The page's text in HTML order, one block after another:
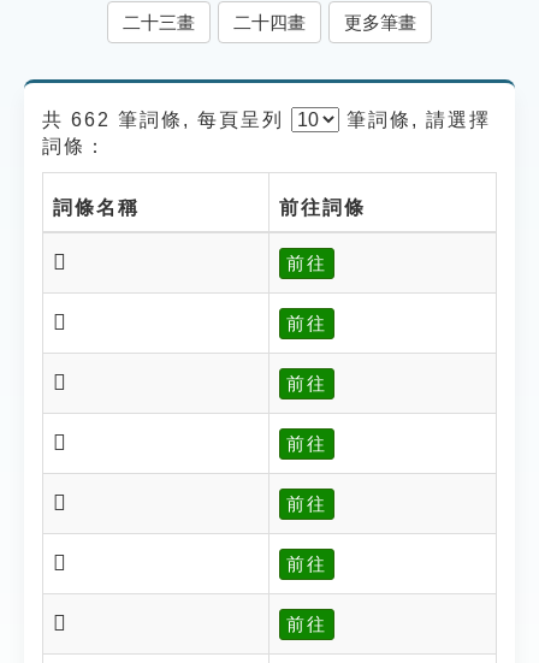
貓頭鷹博士
二十三畫 二十四畫 更多筆畫
共 662 筆詞條, 每頁呈列 筆詞條, 請選擇
詞條：
詞條名稱 前往詞條
𧛽 前往
𧛾 前往
𧛿 前往
𧜀 前往
𧜂 前往
𧜃 前往
𧜄 前往